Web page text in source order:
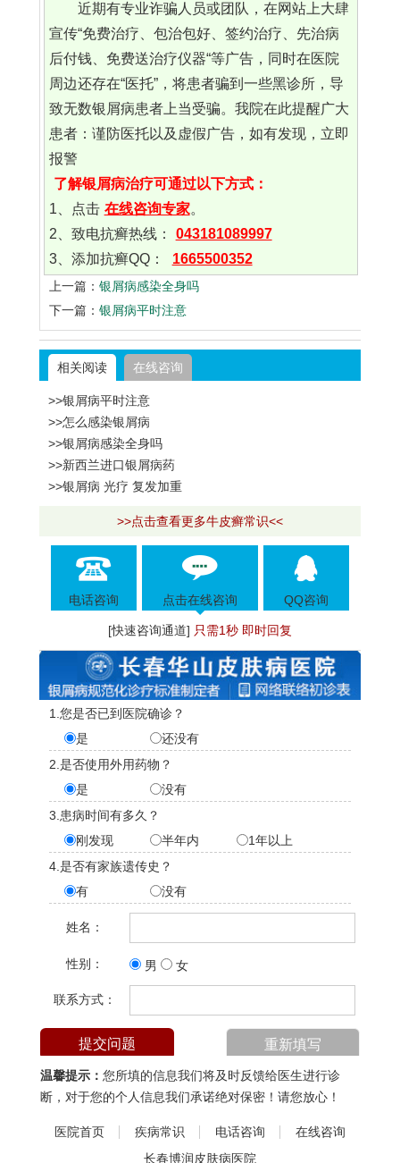
近期有专业诈骗人员或团队，在网站上大肆
宣传“免费治疗、包治包好、签约治疗、先治病
后付钱、免费送治疗仪器“等广告，同时在医院
周边还存在“医托”，将患者骗到一些黑诊所，导
致无数银屑病患者上当受骗。我院在此提醒广大
患者：谨防医托以及虚假广告，如有发现，立即
报警
了解银屑病治疗可通过以下方式：
1、点击 在线咨询专家。
2、致电抗癣热线：
043181089997
3、添加抗癣QQ：
1665500352
上一篇： 银屑病感染全身吗
下一篇： 银屑病平时注意
相关阅读 在线咨询
>>银屑病平时注意
>>怎么感染银屑病
>>银屑病感染全身吗
>>新西兰进口银屑病药
>>银屑病 光疗 复发加重
>>点击查看更多牛皮癣常识<<
电话咨询 点击在线咨询 QQ咨询
[快速咨询通道] 只需1秒 即时回复
1.您是否已到医院确诊？
是
还没有
2.是否使用外用药物？
是
没有
3.患病时间有多久？
刚发现
半年内
1年以上
4.是否有家族遗传史？
有
没有
姓名：
性别： 男 女
联系方式：
温馨提示： 您所填的信息我们将及时反馈给医生进行诊
断，对于您的个人信息我们承诺绝对保密！请您放心！
医院首页 疾病常识 电话咨询
在线咨询
长春博润皮肤病医院